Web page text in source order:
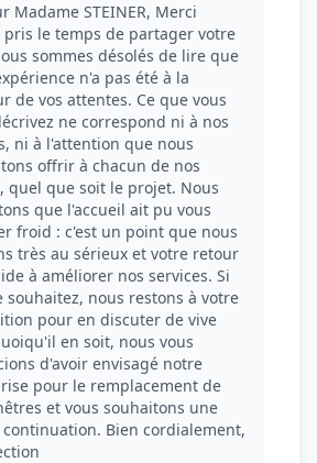
Madame STEINER, Merci
pris le temps de partager votre
sommes désolés de lire que
n'a pas été à la
de vos attentes. Ce que vous
ne correspond ni à nos
ni à l'attention que nous
offrir à chacun de nos
quel que soit le projet. Nous
que l'accueil ait pu vous
froid : c'est un point que nous
très au sérieux et votre retour
à améliorer nos services. Si
souhaitez, nous restons à votre
pour en discuter de vive
en soit, nous vous
d'avoir envisagé notre
pour le remplacement de
et vous souhaitons une
Bien cordialement,